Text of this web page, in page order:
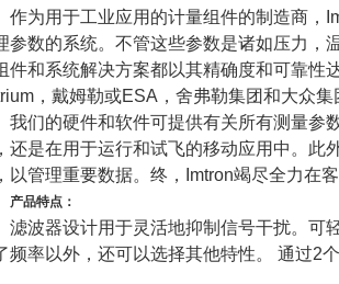
作为用于工业应用的计量组件的制造商，
参数的系统。不管这些参数是诸如压力，
件和系统解决方案都以其精确度和可靠性
，戴姆勒或ESA ，舍弗勒集团和大众
我们的硬件和软件可提供有关所有测量参
还是在用于运行和试飞的移动应用中。
以管理重要数据。终，
Imtron竭尽全力在
产品特点：
滤波器设计用于灵活地抑制信号干扰。可
频率以外，还可以选择其他特性。 通过2